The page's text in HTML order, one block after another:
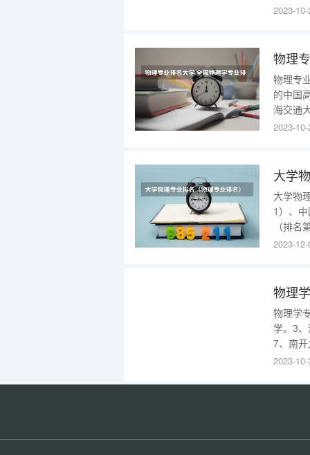
浙江大
2023-
物理
物理专
的中国
海交通
浙江大
2023-
大学
大学物
1）、
（排
大学（
2023-
物理
物理学
学。3
7、南
科技大
2023-